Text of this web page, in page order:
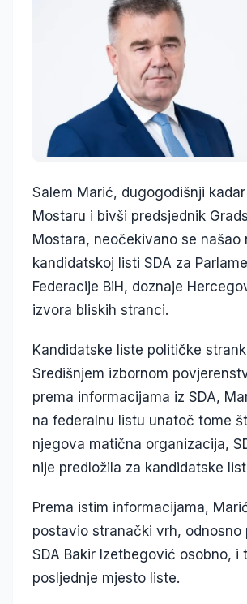
Salem Marić, dugogodišnji kadar
Mostaru i bivši predsjednik
Mostara, neočekivano se našao
kandidatskoj listi SDA za
Federacije BiH, doznaje
izvora bliskih stranci.
Kandidatske liste političke
Središnjem izbornom
prema informacijama iz SDA,
na federalnu listu unatoč tome
njegova matična organizacija,
nije predložila za kandidatske
Prema istim informacijama,
postavio stranački vrh, odnosno
SDA Bakir Izetbegović osobno, i
posljednje mjesto liste.